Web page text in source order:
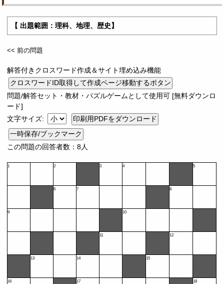
【 出題範囲：理科、地理、歴史】
<< 前の問題
解答付きクロスワード作成＆サイト埋め込み機能
問題/解答セット・教材・パズルゲームとして使用可 [無料ダウンロ
ード]
文字サイズ:
一時保存/ブックマーク
この問題の回答者数：8人
1 2 3 4 5
6 7 8
9 10
11 12
13 14 15
16 17 18